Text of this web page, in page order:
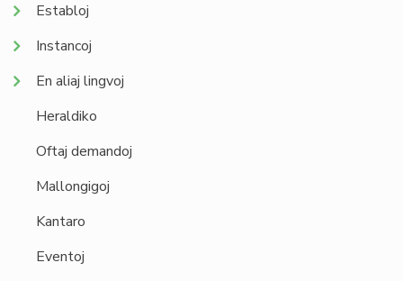
Establoj
Instancoj
En aliaj lingvoj
Heraldiko
Oftaj demandoj
Mallongigoj
Kantaro
Eventoj